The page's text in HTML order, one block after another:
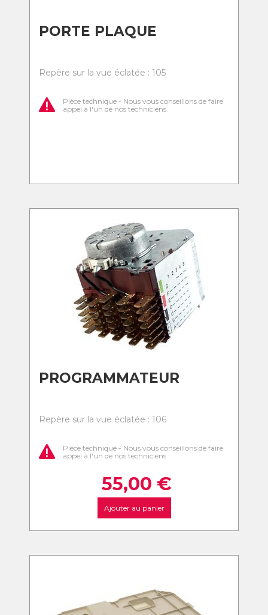
PORTE PLAQUE
Repère sur la vue éclatée : 105
Pièce technique - Nous vous conseillons de faire
appel à l'un de nos techniciens
PROGRAMMATEUR
Repère sur la vue éclatée : 106
Pièce technique - Nous vous conseillons de faire
appel à l'un de nos techniciens
55,00 €
Ajouter au panier